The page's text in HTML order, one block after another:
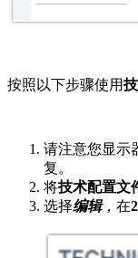
按照以下步骤使用
请注意您显示
复。
将技术配置文
选择编辑，在